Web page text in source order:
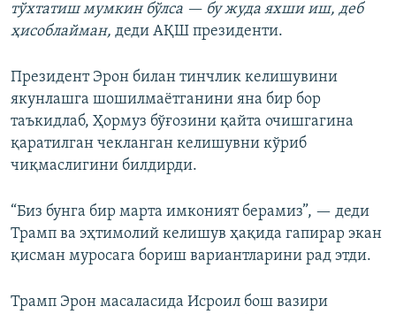
тўхтатиш мумкин бўлса — бу жуда яхши иш, деб
ҳисоблайман, деди АҚШ президенти.
Президент Эрон билан тинчлик келишувини
якунлашга шошилмаётганини яна бир бор
таъкидлаб, Ҳормуз бўғозини қайта очишгагина
қаратилган чекланган келишувни кўриб
чиқмаслигини билдирди.
“Биз бунга бир марта имконият берамиз”, — деди
Трамп ва эҳтимолий келишув ҳақида гапирар экан
қисман муросага бориш вариантларини рад этди.
Трамп Эрон масаласида Исроил бош вазири